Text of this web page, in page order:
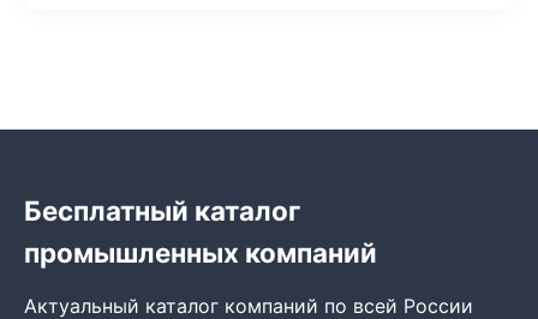
Бесплатный каталог
промышленных компаний
Актуальный каталог компаний по всей России